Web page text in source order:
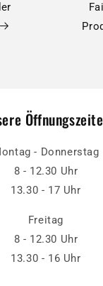
- Donnerstag
8 - 12.30 Uhr
13.30 - 17 Uhr
Freitag
8 - 12.30 Uhr
13.30 - 16 Uhr